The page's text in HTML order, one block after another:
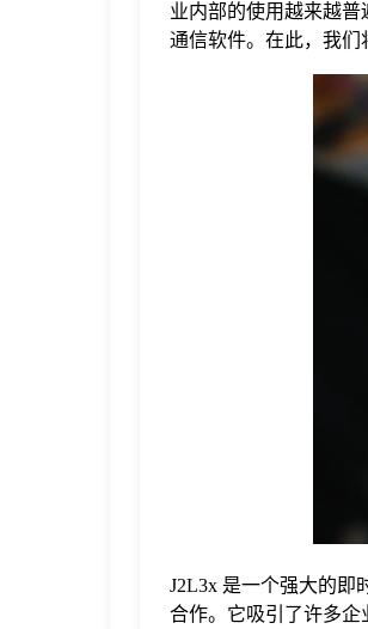
业内部的使用越来越
通信软件。在此，我们
J2L3x 是一个强大的即
合作。它吸引了许多企